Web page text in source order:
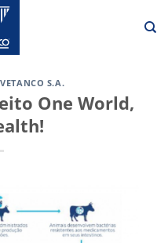
VETANCO S.A.
One World,